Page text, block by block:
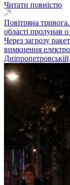
Читати повністю
Повітряна
області пролунав
Через загрозу
вимкнення